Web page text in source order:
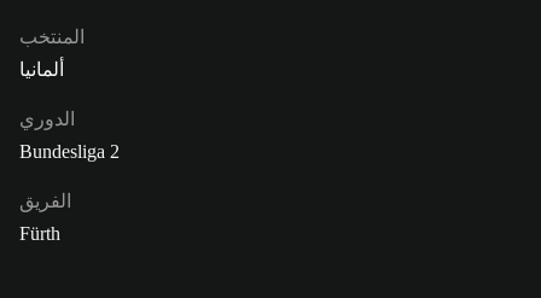
المنتخب
ألمانيا
الدوري
Bundesliga 2
الفريق
Fürth